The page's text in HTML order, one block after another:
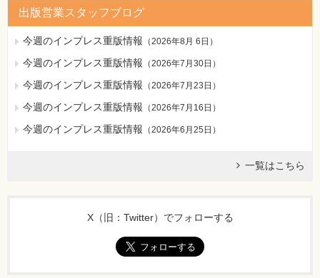
出版営業スタッフブログ
今週のインプレス重版情報 （2026年8月 6日 ）
今週のインプレス重版情報 （2026年7月30日 ）
今週のインプレス重版情報 （2026年7月23日 ）
今週のインプレス重版情報 （2026年7月16日 ）
今週のインプレス重版情報 （2026年6月25日 ）
一覧はこちら
X（旧：Twitter）でフォローする